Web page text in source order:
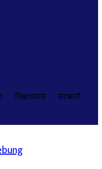
विश्व/प्रवास
सहकारी